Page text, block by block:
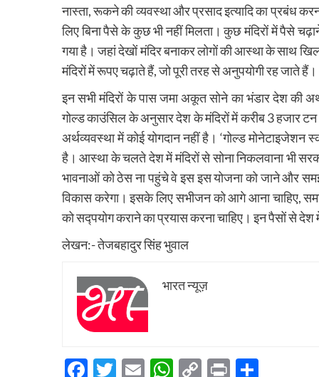
नास्ता, रूकने की व्यवस्था और प्रसाद इत्यादि का प्रबंध
लिए बिना पैसे के कुछ भी नहीं मिलता। कुछ मंदिरों में पैसे
गया है। जहां देखों मंदिर बनाकर लोगों की आस्था के साथ
मंदिरों में रूपए चढ़ाते हैं, जो पूरी तरह से अनुपयोगी रह जाते हैं।
इन सभी मंदिरों के पास जमा अकूत सोने का भंडार देश की
गोल्ड काउंसिल के अनुसार देश के मंदिरों में करीब 3 हजार टन
अर्थव्यवस्था में कोई योगदान नहीं है। ‘गोल्ड
है। आस्था के चलते देश में मंदिरों से सोना निकलवाना भी
भावनाओं को ठेस ना पहुंचे वे इस इस योजना को जाने और
विकास करेगा। इसके लिए सभीजन को आगे आना चाहिए,
को सद्पयोग कराने का प्रयास करना चाहिए। इन पैसों से
लेखन:- तेजबहादुर सिंह भुवाल
भारत न्यूज़
Facebook
Twitter
EmailWhatsApp
Copy
Print